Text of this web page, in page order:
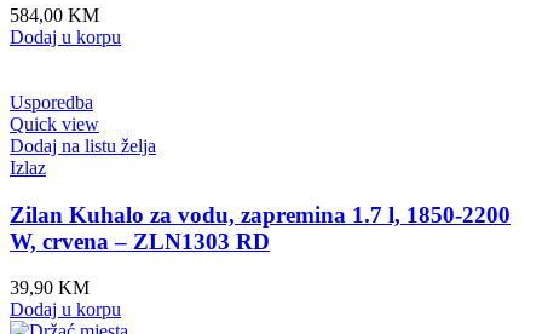
584,00 KM
Dodaj u korpu
Usporedba
Quick view
Dodaj na listu želja
Izlaz
Zilan Kuhalo za vodu, zapremina 1.7 l, 1850-2200
W, crvena – ZLN1303 RD
39,90 KM
Dodaj u korpu